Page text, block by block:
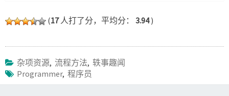
(17人打了分，平均分： 3.94)
杂项资源, 流程方法, 轶事趣闻
Programmer, 程序员